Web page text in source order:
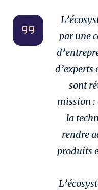
par une
sont
mission :
la
rendre
produits